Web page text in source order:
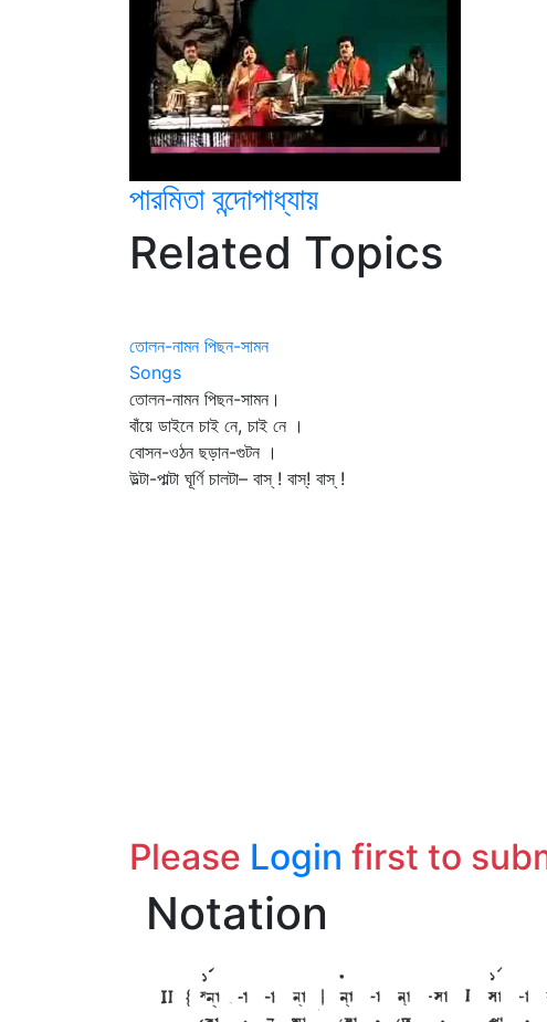
পারমিতা বন্দোপাধ্যায়
Related Topics
তোলন-নামন পিছন-সামন
Songs
তোলন-নামন পিছন-সামন।
বাঁয়ে ডাইনে চাই নে, চাই নে ।
বোসন-ওঠন ছড়ান-গুটন ।
উল্টা-পাল্টা ঘূর্ণি চালটা– বাস্‌ ! বাস্‌! বাস্‌ !
Please Login first to
Notation